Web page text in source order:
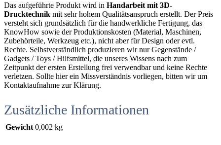
Das aufgeführte Produkt wird in Handarbeit mit 3D-
Drucktechnik mit sehr hohem Qualitätsanspruch erstellt. Der Preis
versteht sich grundsätzlich für die handwerkliche Fertigung, das
KnowHow sowie der Produktionskosten (Material, Maschinen,
Zubehörteile, Werkzeug etc.), nicht aber für Design oder evtl.
Rechte. Selbstverständlich produzieren wir nur Gegenstände /
Gadgets / Toys / Hilfsmittel, die unseres Wissens nach zum
Zeitpunkt der ersten Erstellung frei verwendbar und keine Rechte
verletzen. Sollte hier ein Missverständnis vorliegen, bitten wir um
Kontaktaufnahme zur Klärung.
Zusätzliche Informationen
Gewicht 0,002 kg